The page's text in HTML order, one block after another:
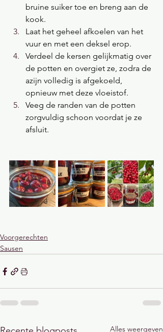
bruine suiker toe en breng aan de
kook.
Laat het geheel afkoelen van het
vuur en met een deksel erop.
Verdeel de kersen gelijkmatig over
de potten en overgiet ze, zodra de
azijn volledig is afgekoeld,
opnieuw met deze vloeistof.
Veeg de randen van de potten
zorgvuldig schoon voordat je ze
afsluit.
Voorgerechten
Sausen
Alles weergeven